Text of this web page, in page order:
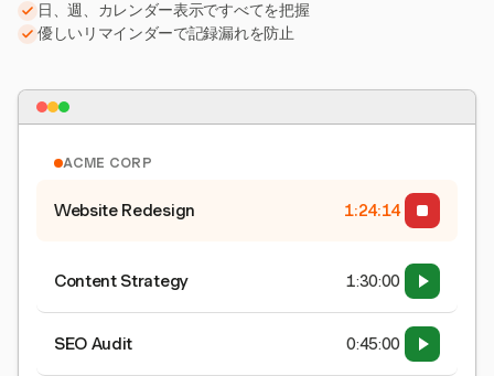
日、週、カレンダー表示ですべてを把握
優しいリマインダーで記録漏れを防止
ACME CORP
Website Redesign 1:24:15
Content Strategy 1:30:00
SEO Audit 0:45:00